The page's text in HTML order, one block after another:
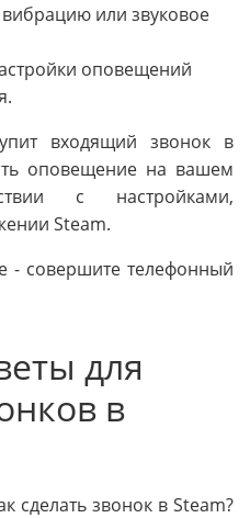
или звуковое
оповещений
входящий звонок в
оповещение на вашем
с настройками,
Steam.
- совершите телефонный
для
в
сделать звонок в Steam?